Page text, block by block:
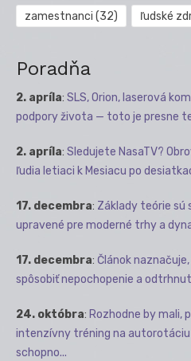
zamestnanci (32) ľudské
Poradňa
2. apríla: SLS, Orion, laserová
podpory života — toto je presne
2. apríla: Sledujete NasaTV?
ľudia letiaci k Mesiacu po
17. decembra: Základy teórie sú
upravené pre moderné trhy a
17. decembra: Článok
spôsobiť nepochopenie a
24. októbra: Rozhodne by mali,
intenzívny tréning na
schopno...